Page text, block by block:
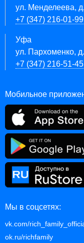
ул. Менделеева,
+7 (347) 216-01-99
Уфа
ул. Пархоменко,
+7 (347) 216-51-45
Мобильное
Мы в соцсетях:
vk.com/
ok.ru/richfamily